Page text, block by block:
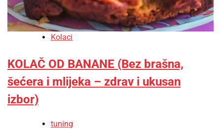
Kolaci
KOLAČ OD BANANE (Bez brašna,
šećera i mlijeka – zdrav i ukusan
izbor)
tuning